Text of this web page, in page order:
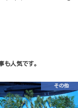
も人気です。
その他